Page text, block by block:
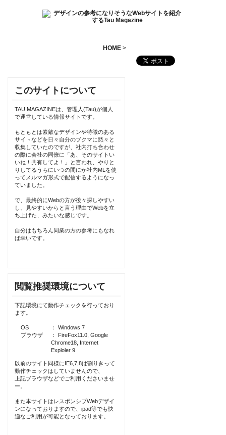
HOME>
このサイトについて
TAU MAGAZINEは、管理人(Tau)が個人
で運営している情報サイトです。
もともとは素敵なデザインや特徴のある
サイトなどを日々自分のブクマに黙々と
収集していたのですが、社内打ち合わせ
の際に会社の同僚に「あ、そのサイトい
いね！共有してよ！」と言われ、やりと
りしてるうちにいつの間にか社内MLを使
ってメルマガ形式で配信するようになっ
ていました。
で、最終的にWebの方が後々探しやすい
し、見やすいからと言う理由でWebを立
ち上げた、みたいな感じです。
自分はもちろん同業の方の参考にもなれ
ば幸いです。
閲覧推奨環境について
下記環境にて動作チェックを行っており
ます。
OS
： Windows 7
ブラウザ
： FireFox11.0, Google
Chrome18, Internet
Exploler 9
以前のサイト同様にIE6,7,8は割りきって
動作チェックはしていませんので、
上記ブラウザなどでご利用くださいませ
ー。
また本サイトはレスポンシブWebデザイ
ンになっておりますので、ipad等でも快
適なご利用が可能となっております。